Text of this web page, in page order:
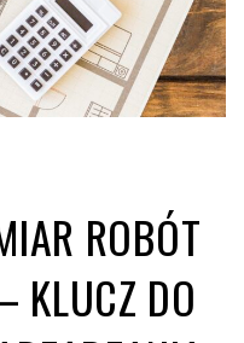
ROBÓT
KLUCZ DO